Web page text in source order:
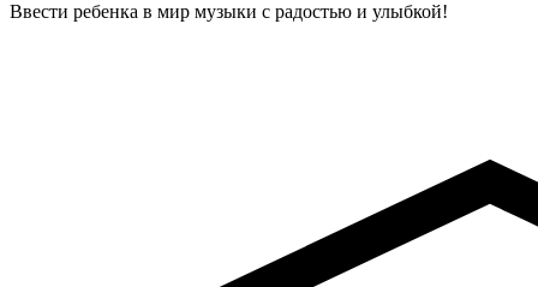
Ввести ребенка в мир музыки с радостью и улыбкой!